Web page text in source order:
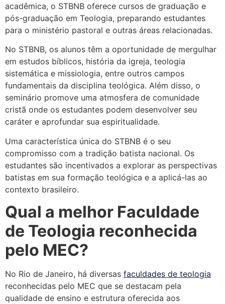
acadêmica, o STBNB oferece cursos de graduação e
pós-graduação em Teologia, preparando estudantes
para o ministério pastoral e outras áreas relacionadas.
No STBNB, os alunos têm a oportunidade de mergulhar
em estudos bíblicos, história da igreja, teologia
sistemática e missiologia, entre outros campos
fundamentais da disciplina teológica. Além disso, o
seminário promove uma atmosfera de comunidade
cristã onde os estudantes podem desenvolver seu
caráter e aprofundar sua espiritualidade.
Uma característica única do STBNB é o seu
compromisso com a tradição batista nacional. Os
estudantes são incentivados a explorar as perspectivas
batistas em sua formação teológica e a aplicá-las ao
contexto brasileiro.
Qual a melhor Faculdade
de Teologia reconhecida
pelo MEC?
No Rio de Janeiro, há diversas faculdades de teologia
reconhecidas pelo MEC que se destacam pela
qualidade de ensino e estrutura oferecida aos